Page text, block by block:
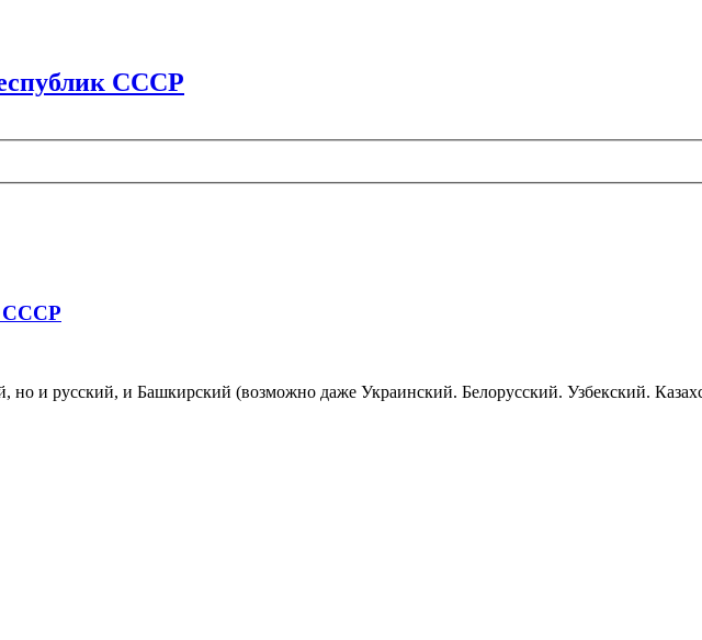
СССР
СССР
но и русский, и Башкирский (возможно даже Украинский. Белорусский. Узбекский.